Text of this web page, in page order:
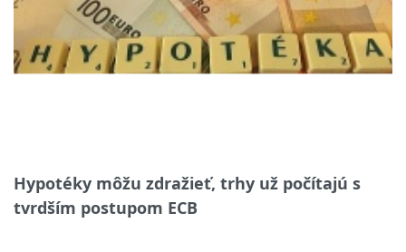
Hypotéky môžu zdražieť, trhy už počítajú s
tvrdším postupom ECB